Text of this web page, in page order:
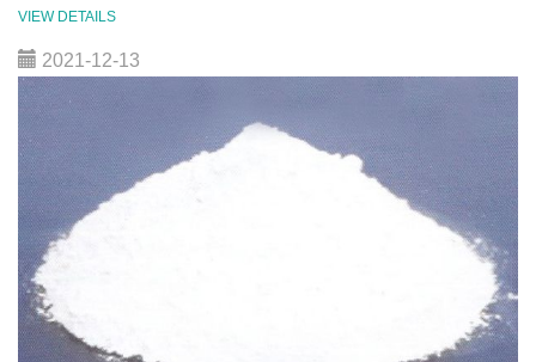
VIEW DETAILS
2021-12-13